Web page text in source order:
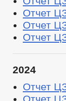
Отчет
Отчет
Отчет
2024
Отчет